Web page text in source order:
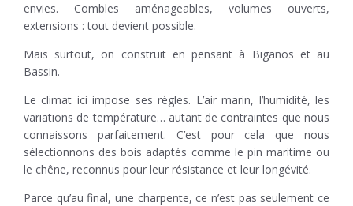
envies. Combles aménageables, volumes ouverts,
extensions : tout devient possible.
Mais surtout, on construit en pensant à Biganos et au
Bassin.
Le climat ici impose ses règles. L’air marin, l’humidité, les
variations de température… autant de contraintes que nous
connaissons parfaitement. C’est pour cela que nous
sélectionnons des bois adaptés comme le pin maritime ou
le chêne, reconnus pour leur résistance et leur longévité.
Parce qu’au final, une charpente, ce n’est pas seulement ce